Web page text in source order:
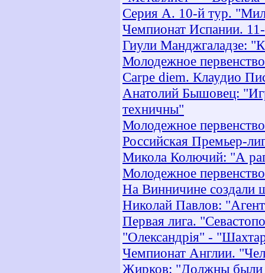
Серия А. 10-й тур.
Чемпионат Испании.
Гиули Манджгаладзе:
Молодежное
Carpe diem. Клаудио
Анатолий Бышовец:
техничны"
Молодежное
Российская Премьер-
Микола Колючий: "А
Молодежное
На Винничине создали
Николай Павлов:
Первая лига.
"Олександрія" -
Чемпионат Англии.
Жирков: "Должны были